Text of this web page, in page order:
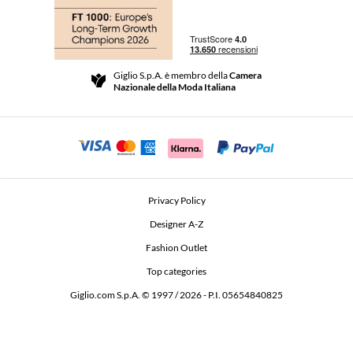
Community Store
Beauty Seekers VIP Club
Resi e Rimborsi
Termini e Condizioni di vendita
Comunicazione di sicurezza
Giglio S.p.A. è membro dellaCamera
Nazionale della Moda Italiana
Privacy Policy
Designer A-Z
Fashion Outlet
Top categories
Giglio.com S.p.A. © 1997 / 2026 - P.I. 05654840825